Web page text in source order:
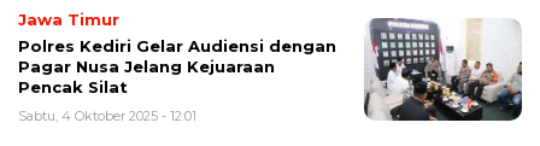
Jawa Timur
Polres Kediri Gelar Audiensi dengan
Pagar Nusa Jelang Kejuaraan
Pencak Silat
Sabtu, 4 Oktober 2025 - 12:01